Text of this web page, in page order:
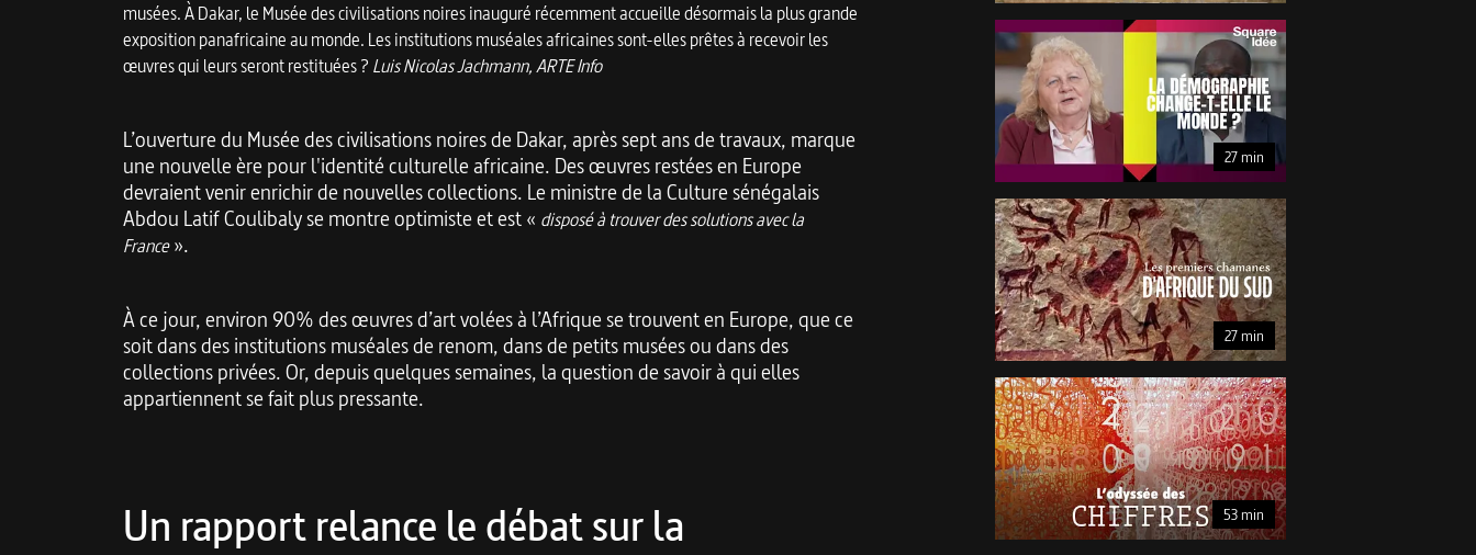
musées. À Dakar, le Musée des civilisations noires inauguré récemment accueille désormais la plus grande
exposition panafricaine au monde. Les institutions muséales africaines sont-elles prêtes à recevoir les
œuvres qui leurs seront restituées ? Luis Nicolas Jachmann, ARTE Info
L’ouverture du Musée des civilisations noires de Dakar, après sept ans de travaux, marque
une nouvelle ère pour l'identité culturelle africaine. Des œuvres restées en Europe
devraient venir enrichir de nouvelles collections. Le ministre de la Culture sénégalais
Abdou Latif Coulibaly se montre optimiste et est « disposé à trouver des solutions avec la
France».
À ce jour, environ 90% des œuvres d’art volées à l’Afrique se trouvent en Europe, que ce
soit dans des institutions muséales de renom, dans de petits musées ou dans des
collections privées. Or, depuis quelques semaines, la question de savoir à qui elles
appartiennent se fait plus pressante.
Un rapport relance le débat sur la
Square Idée La démographie change-t-elle le monde et le XXIe
27 min
Square Idée La démographie change-t-elle le monde
Enquêtes archéologiques Les premiers chamanes d'Afrique du Sud
27 min
Enquêtes archéologiques Les premiers chamanes
L'odyssée des chiffres (1/3) Les origines 53 min
53 min
L'odyssée des chiffres (1/3) Les origines